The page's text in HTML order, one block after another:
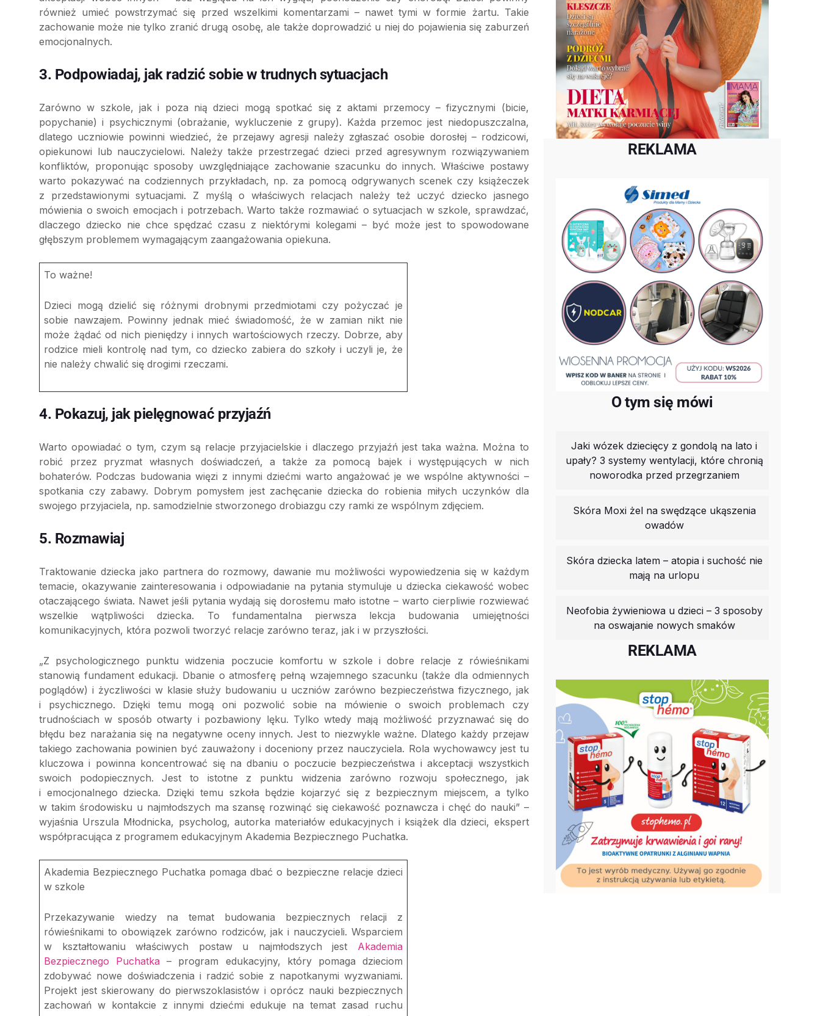
również umieć powstrzymać się przed wszelkimi komentarzami – nawet tymi w formie żartu. Takie
zachowanie może nie tylko zranić drugą osobę, ale także doprowadzić u niej do pojawienia się zaburzeń
emocjonalnych.
3. Podpowiadaj, jak radzić sobie w trudnych sytuacjach
Zarówno w szkole, jak i poza nią dzieci mogą spotkać się z aktami przemocy – fizycznymi (bicie,
popychanie) i psychicznymi (obrażanie, wykluczenie z grupy). Każda przemoc jest niedopuszczalna,
dlatego uczniowie powinni wiedzieć, że przejawy agresji należy zgłaszać osobie dorosłej – rodzicowi,
opiekunowi lub nauczycielowi. Należy także przestrzegać dzieci przed agresywnym rozwiązywaniem
konfliktów, proponując sposoby uwzględniające zachowanie szacunku do innych. Właściwe postawy
warto pokazywać na codziennych przykładach, np. za pomocą odgrywanych scenek czy książeczek
z przedstawionymi sytuacjami. Z myślą o właściwych relacjach należy też uczyć dziecko jasnego
mówienia o swoich emocjach i potrzebach. Warto także rozmawiać o sytuacjach w szkole, sprawdzać,
dlaczego dziecko nie chce spędzać czasu z niektórymi kolegami – być może jest to spowodowane
głębszym problemem wymagającym zaangażowania opiekuna.
To ważne!
Dzieci mogą dzielić się różnymi drobnymi przedmiotami czy pożyczać je
sobie nawzajem. Powinny jednak mieć świadomość, że w zamian nikt nie
może żądać od nich pieniędzy i innych wartościowych rzeczy. Dobrze, aby
rodzice mieli kontrolę nad tym, co dziecko zabiera do szkoły i uczyli je, że
nie należy chwalić się drogimi rzeczami.
4. Pokazuj, jak pielęgnować przyjaźń
Warto opowiadać o tym, czym są relacje przyjacielskie i dlaczego przyjaźń jest taka ważna. Można to
robić przez pryzmat własnych doświadczeń, a także za pomocą bajek i występujących w nich
bohaterów. Podczas budowania więzi z innymi dziećmi warto angażować je we wspólne aktywności –
spotkania czy zabawy. Dobrym pomysłem jest zachęcanie dziecka do robienia miłych uczynków dla
swojego przyjaciela, np. samodzielnie stworzonego drobiazgu czy ramki ze wspólnym zdjęciem.
5. Rozmawiaj
Traktowanie dziecka jako partnera do rozmowy, dawanie mu możliwości wypowiedzenia się w każdym
temacie, okazywanie zainteresowania i odpowiadanie na pytania stymuluje u dziecka ciekawość wobec
otaczającego świata. Nawet jeśli pytania wydają się dorosłemu mało istotne – warto cierpliwie rozwiewać
wszelkie wątpliwości dziecka. To fundamentalna pierwsza lekcja budowania umiejętności
komunikacyjnych, która pozwoli tworzyć relacje zarówno teraz, jak i w przyszłości.
„Z psychologicznego punktu widzenia poczucie komfortu w szkole i dobre relacje z rówieśnikami
stanowią fundament edukacji. Dbanie o atmosferę pełną wzajemnego szacunku (także dla odmiennych
poglądów) i życzliwości w klasie służy budowaniu u uczniów zarówno bezpieczeństwa fizycznego, jak
i psychicznego. Dzięki temu mogą oni pozwolić sobie na mówienie o swoich problemach czy
trudnościach w sposób otwarty i pozbawiony lęku. Tylko wtedy mają możliwość przyznawać się do
błędu bez narażania się na negatywne oceny innych. Jest to niezwykle ważne. Dlatego każdy przejaw
takiego zachowania powinien być zauważony i doceniony przez nauczyciela. Rola wychowawcy jest tu
kluczowa i powinna koncentrować się na dbaniu o poczucie bezpieczeństwa i akceptacji wszystkich
swoich podopiecznych. Jest to istotne z punktu widzenia zarówno rozwoju społecznego, jak
i emocjonalnego dziecka. Dzięki temu szkoła będzie kojarzyć się z bezpiecznym miejscem, a tylko
w takim środowisku u najmłodszych ma szansę rozwinąć się ciekawość poznawcza i chęć do nauki” –
wyjaśnia Urszula Młodnicka, psycholog, autorka materiałów edukacyjnych i książek dla dzieci, ekspert
współpracująca z programem edukacyjnym Akademia Bezpiecznego Puchatka.
Akademia Bezpiecznego Puchatka pomaga dbać o bezpieczne relacje dzieci
w szkole
Przekazywanie wiedzy na temat budowania bezpiecznych relacji z
rówieśnikami to obowiązek zarówno rodziców, jak i nauczycieli. Wsparciem
w kształtowaniu właściwych postaw u najmłodszych jest Akademia
Bezpiecznego Puchatka – program edukacyjny, który pomaga dzieciom
zdobywać nowe doświadczenia i radzić sobie z napotkanymi wyzwaniami.
Projekt jest skierowany do pierwszoklasistów i oprócz nauki bezpiecznych
zachowań w kontakcie z innymi dziećmi edukuje na temat zasad ruchu
REKLAMA
O tym się mówi
Jaki wózek dziecięcy z gondolą na lato i
upały? 3 systemy wentylacji, które chronią
noworodka przed przegrzaniem
Skóra Moxi żel na swędzące ukąszenia
owadów
Skóra dziecka latem – atopia i suchość nie
mają na urlopu
Neofobia żywieniowa u dzieci – 3 sposoby
na oswajanie nowych smaków
REKLAMA